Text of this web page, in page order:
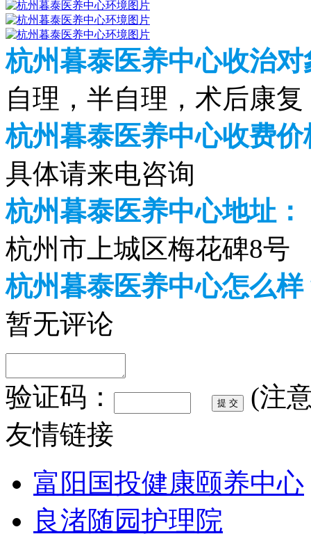
杭州暮泰医养中心收治对
自理，半自理，术后康复
杭州暮泰医养中心收费
具体请来电咨询
杭州暮泰医养中心地址：
杭州市上城区梅花碑8号
杭州暮泰医养中心怎么样
暂无评论
验证码：
(注
友情链接
富阳国投健康颐养中心
良渚随园护理院